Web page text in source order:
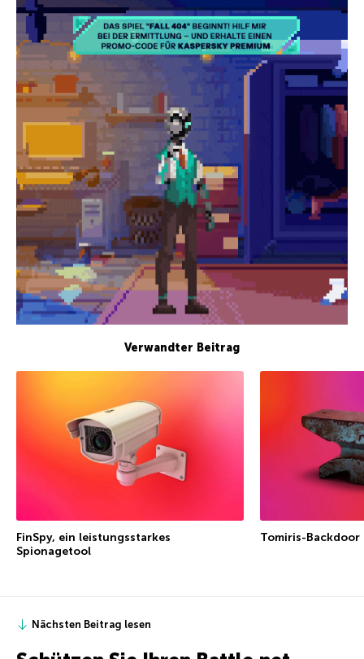
Verwandter Beitrag
FinSpy, ein leistungsstarkes
Spionagetool
Tomiris-Backdoor
Nächsten Beitrag lesen